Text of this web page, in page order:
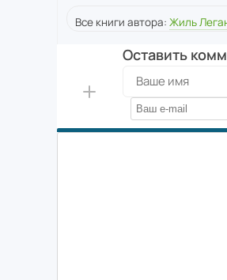
Все книги автора: Жиль
Оставить